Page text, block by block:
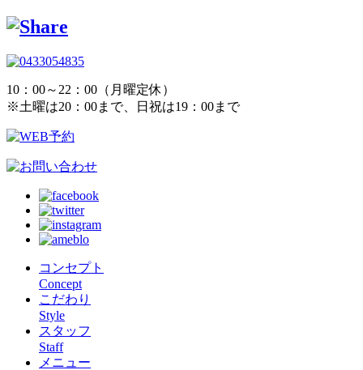
10：00～22：00（月曜定休）
※土曜は20：00まで、日祝は19：00まで
コンセプト
Concept
こだわり
Style
スタッフ
Staff
メニュー